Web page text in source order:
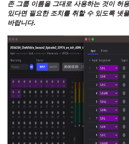
존 그룹 이름을 그대로 사용하는 것이 허
있다면 필요한 조치를 취할 수 있도록 넷
바랍니다.